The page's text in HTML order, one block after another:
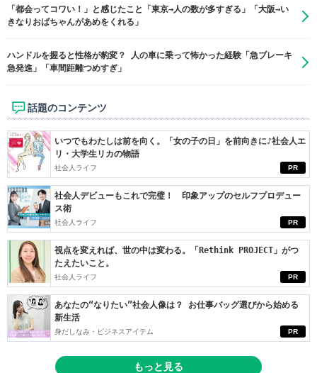
「都会ってコワい！」と感じたこと「東京→人の数が多すぎる」「大阪→い
きなりおばちゃんがあめをくれる」
ハンドルを握ると性格が豹変？ 人の車に乗って怖かった経験「急ブレーキ
急発進」「車間距離つめすぎ」
話題のコンテンツ
PR
いつでもわたしは前を向く。「女の子の日」を前向きに♪社会人エ
リ・大学生リカの物語
社会人ライフ
PR
社会人デビューもこれで完璧！ 印象アップのセルフプロデュー
ス術
社会人ライフ
PR
視点を変えれば、世の中は変わる。「Rethink PROJECT」がつ
たえたいこと。
社会人ライフ
PR
あなたの“なりたい”社会人像は？ お仕事バッグ選びから始める
新生活
身だしなみ・ビジネスアイテム
もっと見る